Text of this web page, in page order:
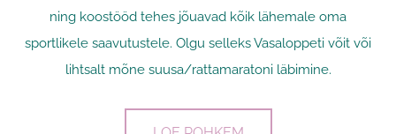
ning koostööd tehes jõuavad kõik lähemale oma
sportlikele saavutustele. Olgu selleks Vasaloppeti võit või
lihtsalt mõne suusa/rattamaratoni läbimine.